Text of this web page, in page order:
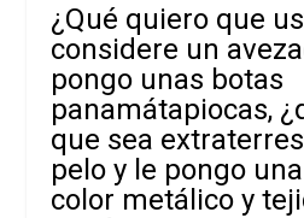
¿Qué quiero que
considere un
pongo unas botas
panamátapiocas,
que sea
pelo y le pongo
color metálico y